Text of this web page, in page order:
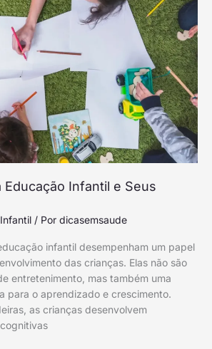
Educação Infantil e Seus
Infantil / Por dicasemsaude
infantil desempenham um papel
das crianças. Elas não são
entretenimento, mas também uma
para o aprendizado e crescimento.
as crianças desenvolvem